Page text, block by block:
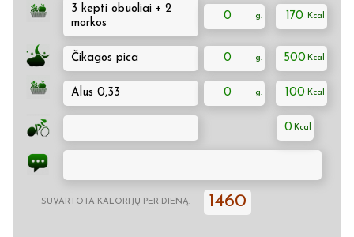
3 kepti obuoliai + 2
morkos
0 170
Čikagos pica 0 500
Alus 0,33 0 100
0
SUVARTOTA KALORIJŲ PER DIENĄ: 1460